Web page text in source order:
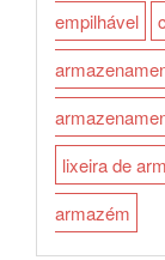
empilhável
lixeira de
armazém